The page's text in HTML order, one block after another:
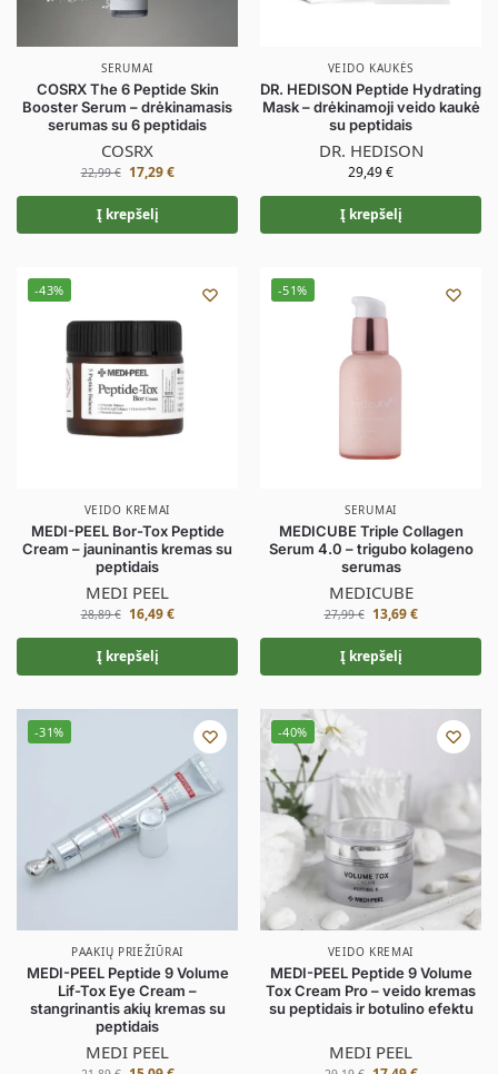
SERUMAI
COSRX The 6 Peptide Skin
Booster Serum – drėkinamasis
serumas su 6 peptidais
COSRX
22,99€ 17,29€
Į krepšelį
VEIDO KAUKĖS
DR. HEDISON Peptide Hydrating
Mask – drėkinamoji veido kaukė
su peptidais
DR. HEDISON
29,49€
Į krepšelį
-43%
VEIDO KREMAI
MEDI-PEEL Bor-Tox Peptide
Cream – jauninantis kremas su
peptidais
MEDI PEEL
28,89€ 16,49€
Į krepšelį
-51%
SERUMAI
MEDICUBE Triple Collagen
Serum 4.0 – trigubo kolageno
serumas
MEDICUBE
27,99€ 13,69€
Į krepšelį
-31%
PAAKIŲ PRIEŽIŪRAI
MEDI-PEEL Peptide 9 Volume
Lif-Tox Eye Cream –
stangrinantis akių kremas su
peptidais
MEDI PEEL
-40%
VEIDO KREMAI
MEDI-PEEL Peptide 9 Volume
Tox Cream Pro – veido kremas
su peptidais ir botulino efektu
MEDI PEEL